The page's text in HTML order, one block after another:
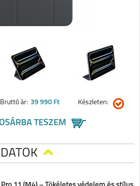
Bruttó ár: 39 990 Ft Készleten:
TESZEM